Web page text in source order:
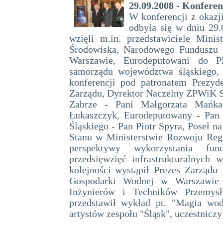
29.09.2008 -
W konferencji z
odbyła się w dniu
wzięli m.in. przedstawiciele
Środowiska, Narodowego
Warszawie, Eurodeputowani do
samorządu województwa
konferencji pod patronatem
Zarządu, Dyrektor Naczelny ZPWiK
Zabrze - Pani Małgorzata
Łukaszczyk, Eurodeputowany -
Śląskiego - Pan Piotr Spyra, Poseł
Stanu w Ministerstwie Rozwoju
perspektywy wykorzystania
przedsięwzięć infrastrukturalnych
kolejności wystąpił Prezes
Gospodarki Wodnej w
Inżynierów i Techników
przedstawił wykład pt. "Magia
artystów zespołu "Śląsk",